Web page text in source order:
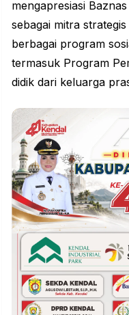
mengapresiasi
sebagai mitra
berbagai program
termasuk Program
didik dari keluarga